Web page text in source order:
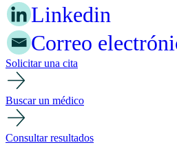
Linkedin
Correo
Solicitar una cita
Buscar un médico
Consultar resultados